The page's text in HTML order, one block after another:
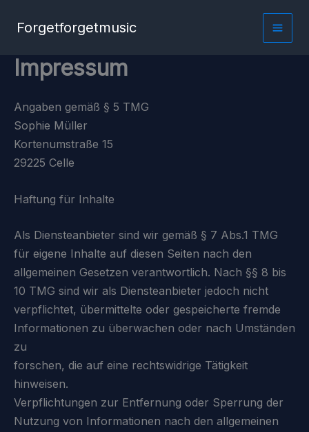
InhaltForgetforgetmusic
Impressum
Angaben gemäß § 5 TMG
Sophie Müller
Kortenumstraße 15
29225 Celle
Haftung für Inhalte
Als Diensteanbieter sind wir gemäß § 7 Abs.1 TMG
für eigene Inhalte auf diesen Seiten nach den
allgemeinen Gesetzen verantwortlich. Nach §§ 8 bis
10 TMG sind wir als Diensteanbieter jedoch nicht
verpflichtet, übermittelte oder gespeicherte fremde
Informationen zu überwachen oder nach Umständen
zu
forschen, die auf eine rechtswidrige Tätigkeit
hinweisen.
Verpflichtungen zur Entfernung oder Sperrung der
Nutzung von Informationen nach den allgemeinen